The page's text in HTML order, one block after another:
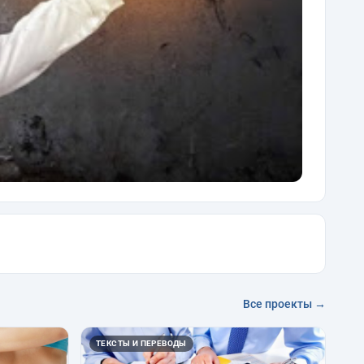
Все проекты →
ТЕКСТЫ И ПЕРЕВОДЫ